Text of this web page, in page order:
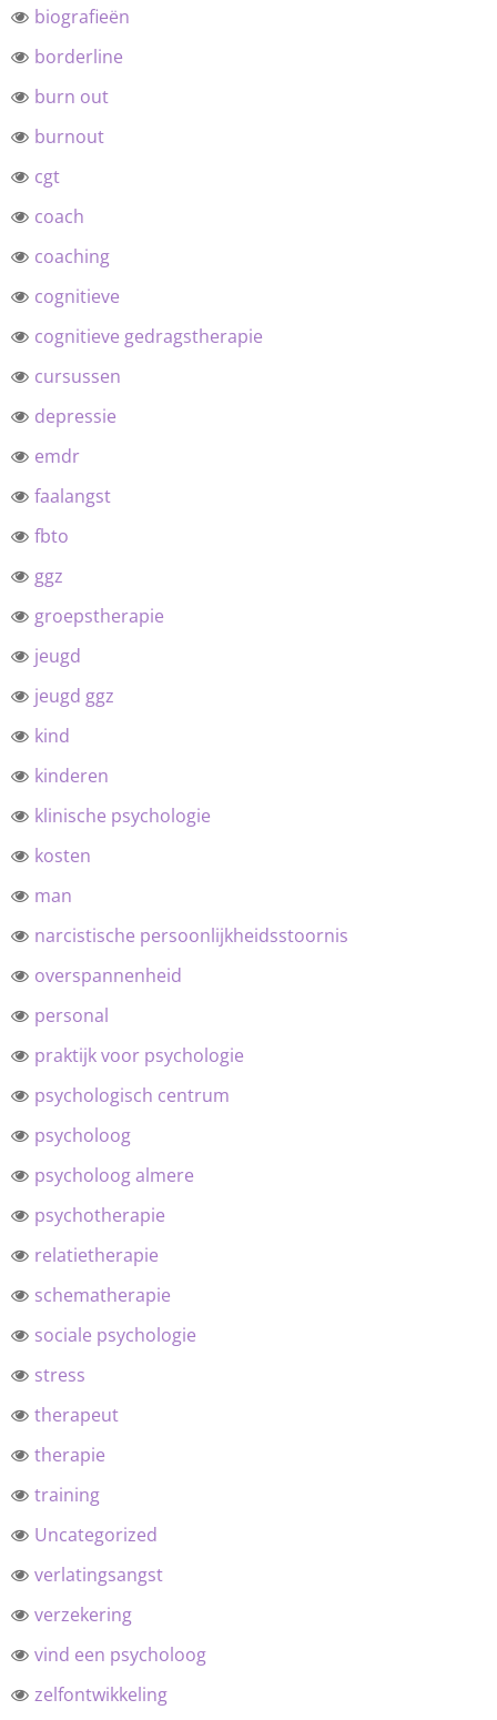
biografieën
borderline
burn out
burnout
cgt
coach
coaching
cognitieve
cognitieve gedragstherapie
cursussen
depressie
emdr
faalangst
fbto
ggz
groepstherapie
jeugd
jeugd ggz
kind
kinderen
klinische psychologie
kosten
man
narcistische persoonlijkheidsstoornis
overspannenheid
personal
praktijk voor psychologie
psychologisch centrum
psycholoog
psycholoog almere
psychotherapie
relatietherapie
schematherapie
sociale psychologie
stress
therapeut
therapie
training
Uncategorized
verlatingsangst
verzekering
vind een psycholoog
zelfontwikkeling